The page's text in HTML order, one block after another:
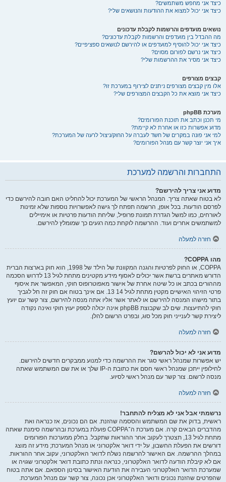
כיצד אני מחפש משתמשים?
כיצד אני יכול למצוא את ההודעות והנושאים שלי?
נושאים מועדפים והרשמות לקבלת עדכונים
מה ההבדל בין מועדפים והרשמות לקבלת עדכונים?
כיצד אני יכול להוסיף למועדפים או להירשם לנושאים ספציפיים?
כיצד אני נרשם לפורום מסוים?
כיצד אני מסיר את ההרשמות שלי?
קבצים מצורפים
אלו מין קבצים מצורפים ניתנים לצירוף במערכת זו?
כיצד אני מוצא את כל הקבצים המצורפים שלי?
מערכת phpBB
מי תכנן וכתב את תוכנת הפורומים?
מדוע אפשרות כזו או אחרת לא קיימת?
למי אני פונה במקרים של חשד לעברה על החוק/ניצול לרעה של המערכת?
איך אני יוצר קשר עם מנהל הפורומים?
התחברות והרשמה למערכת
מדוע אני צריך להירשם?
לא בטוח שאתה צריך. המנהל הראשי של המערכת יכול להחליט האם חובה להירשם כדי
לפרסם הודעות. בכל אופן, הרשמה תפתח לך גישה לאפשרויות נוספות שלא זמינות
לאורחים, כמו למשל הגדרת תמונת פרופיל, שליחת הודעות פרטיות או אימיילים
למשתמשים אחרים ועוד. ההרשמה לוקחת כמה רגעים כך שמומלץ להירשם.
חזרה למעלה
מהו COPPA?
COPPA, או החוק לפרטיות והגנה המקוונת של הילד של 1998, הוא חוק בארצות הברית
הדורש מאתרים ברשת אשר יכולים לאסוף מידע מקטינים מתחת לגיל 13 לדרוש הסכמה
מההורים בכתב או כל שיטה אחרת של אישור מאפוטרופוס חוקי, המאפשר את איסוף
פרטי הזיהוי האישיים מקטין מתחת לגיל 14 13. אם אינך בטוח אם חוק זה חל לגביך
בתור מישהו המנסה להירשם או לאתר אשר אליו אתה מנסה להירשם, צור קשר עם יועץ
חוקי להתיעצות. שים לב שקבוצת phpBB אינה יכולה לספק יעוץ חוקי ואינה נקודה
ליצירת קשר לענייני חוק מכל סוג, ובפרט הרשום להלן.
חזרה למעלה
מדוע אני לא יכול להרשם?
יש אפשרות שמנהל ראשי סגר את ההרשמה כדי למנוע ממבקרים חדשים להירשם.
לחילופין ייתכן שמנהל ראשי חסם את כתובת ה-IP שלך או את שם המשתמש שאתה
מנסה לרשום. צור קשר עם מנהל ראשי לסיוע.
חזרה למעלה
נרשמתי אבל אני לא מצליח להתחבר!
ראשית, בדוק את שם המשתמש והססמה שהזנת. אם הם נכונים, אז כנראה ואת
מהדברים הבאים קרה. אם מערכת ה־COPPA פועלת במערכת ובהרשמה סימנת שאתה
מתחת לגיל 13, תצטרך לעקוב אחר ההוראות שתקבל. בחלק ממערכות הפורומים
דורשים את הפעלת החשבון, על ידי דואר אלקטרוני או מנהל המערכת; מידע זה מוצג
במהלך ההרשמה. אם האישור להרשמה נשלח לדואר האלקטרוני, עקוב אחר ההוראות.
אם לא קיבלת הודעה לדואר האלקטרוני, כנראה ונתת כתובת דואר אלקטרוני שגויה או
שמערכת הדואר האלקטרוני העבירה את הודעת האישור בסינון הספאם. אם אתה בטוח
שהפרטים שהזנת נכונים ודואר האלקטרוני אכן נכונה, צור קשר עם מנהל המערכת.